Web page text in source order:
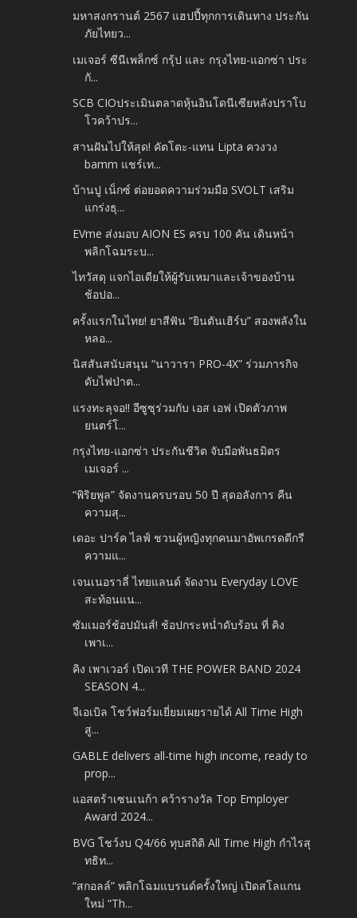
มหาสงกรานต์ 2567 แฮปปี้ทุกการเดินทาง ประกัน
ภัยไทยว...
เมเจอร์ ซีนีเพล็กซ์ กรุ้ป และ กรุงไทย-แอกซ่า ประ
กั...
SCB CIOประเมินตลาดหุ้นอินโดนีเซียหลังปราโบ
โวคว้าปร...
สานฝันไปให้สุด! คัตโตะ-แทน Lipta ควงวง
bamm แชร์เท...
บ้านปู เน็กซ์ ต่อยอดความร่วมมือ SVOLT เสริม
แกร่งธุ...
EVme ส่งมอบ AION ES ครบ 100 คัน เดินหน้า
พลิกโฉมระบ...
ไทวัสดุ แจกไอเดียให้ผู้รับเหมาและเจ้าของบ้าน
ช้อปอ...
ครั้งแรกในไทย! ยาสีฟัน “ยินตันเฮิร์บ” สองพลังใน
หลอ...
นิสสันสนับสนุน “นาวารา PRO-4X” ร่วมภารกิจ
ดับไฟป่าต...
แรงทะลุจอ!! อีซูซุร่วมกับ เอส เอฟ เปิดตัวภาพ
ยนตร์โ...
กรุงไทย-แอกซ่า ประกันชีวิต จับมือพันธมิตร
เมเจอร์ ...
“พิริยพูล” จัดงานครบรอบ 50 ปี สุดอลังการ คืน
ความสุ...
เดอะ ปาร์ค ไลฟ์ ชวนผู้หญิงทุกคนมาอัพเกรดดีกรี
ความแ...
เจนเนอราลี่ ไทยแลนด์ จัดงาน Everyday LOVE
สะท้อนแน...
ซัมเมอร์ช้อปมันส์! ช้อปกระหน่ำดับร้อน ที่ คิง
เพาเ...
คิง เพาเวอร์ เปิดเวที THE POWER BAND 2024
SEASON 4...
จีเอเบิล โชว์ฟอร์มเยี่ยมเผยรายได้ All Time High
สู...
GABLE delivers all-time high income, ready to
prop...
แอสตร้าเซนเนก้า คว้ารางวัล Top Employer
Award 2024...
BVG โชว์งบ Q4/66 ทุบสถิติ All Time High กำไรสุ
ทธิท...
“สกอลล์” พลิกโฉมแบรนด์ครั้งใหญ่ เปิดสโลแกน
ใหม่ “Th...